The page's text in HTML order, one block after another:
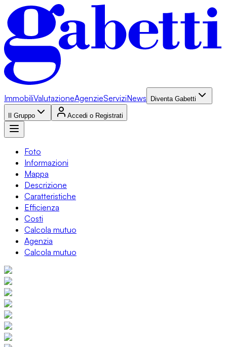
ImmobiliValutazioneAgenzieServiziNews Diventa Gabetti
Il Gruppo Accedi o Registrati
Foto
Informazioni
Mappa
Descrizione
Caratteristiche
Efficienza
Costi
Calcola mutuo
Agenzia
Calcola mutuo